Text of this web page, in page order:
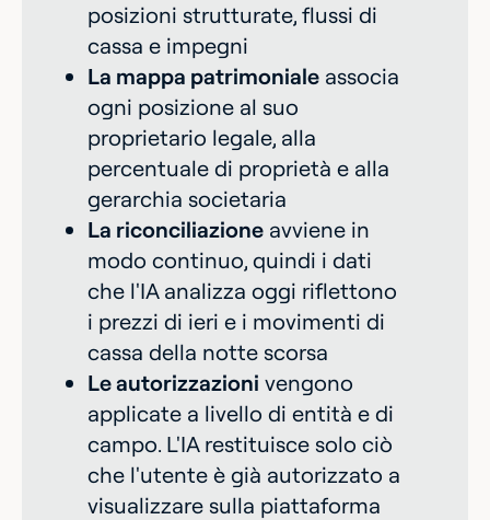
posizioni strutturate, flussi di
cassa e impegni
La mappa patrimoniale associa
ogni posizione al suo
proprietario legale, alla
percentuale di proprietà e alla
gerarchia societaria
La riconciliazione avviene in
modo continuo, quindi i dati
che l'IA analizza oggi riflettono
i prezzi di ieri e i movimenti di
cassa della notte scorsa
Le autorizzazioni vengono
applicate a livello di entità e di
campo. L'IA restituisce solo ciò
che l'utente è già autorizzato a
visualizzare sulla piattaforma